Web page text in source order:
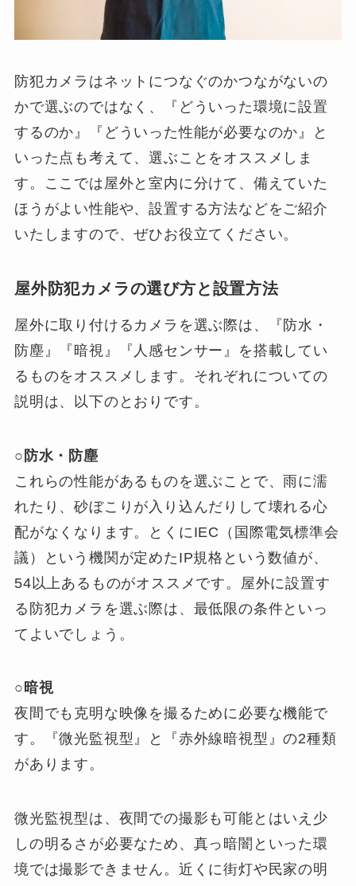
防犯カメラはネットにつなぐのかつながないの
かで選ぶのではなく、『どういった環境に設置
するのか』『どういった性能が必要なのか』と
いった点も考えて、選ぶことをオススメしま
す。ここでは屋外と室内に分けて、備えていた
ほうがよい性能や、設置する方法などをご紹介
いたしますので、ぜひお役立てください。
屋外防犯カメラの選び方と設置方法
屋外に取り付けるカメラを選ぶ際は、『防水・
防塵』『暗視』『人感センサー』を搭載してい
るものをオススメします。それぞれについての
説明は、以下のとおりです。
○防水・防塵
これらの性能があるものを選ぶことで、雨に濡
れたり、砂ぼこりが入り込んだりして壊れる心
配がなくなります。とくにIEC（国際電気標準会
議）という機関が定めたIP規格という数値が、
54以上あるものがオススメです。屋外に設置す
る防犯カメラを選ぶ際は、最低限の条件といっ
てよいでしょう。
○暗視
夜間でも克明な映像を撮るために必要な機能で
す。『微光監視型』と『赤外線暗視型』の2種類
があります。
微光監視型は、夜間での撮影も可能とはいえ少
しの明るさが必要なため、真っ暗闇といった環
境では撮影できません。近くに街灯や民家の明